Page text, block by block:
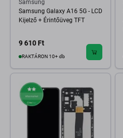
Samsung
Samsung Galaxy A16 5G - LCD
Kijelző + Érintőüveg TFT
9 610 Ft
RAKTÁRON 10+ db